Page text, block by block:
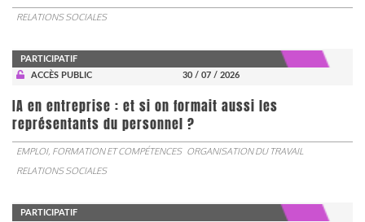
RELATIONS SOCIALES
PARTICIPATIF
ACCÈS PUBLIC
30 / 07 / 2026
IA en entreprise : et si on formait aussi les
représentants du personnel ?
EMPLOI, FORMATION ET COMPÉTENCES ORGANISATION DU TRAVAIL
RELATIONS SOCIALES
PARTICIPATIF